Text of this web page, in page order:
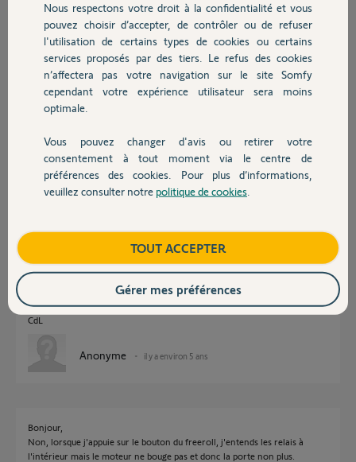
Chauffage
Autres produits
Devis avec un pro
Contact
Merci pour votre aide.
Claude D.
il y a environ 5 ans
Participer au fil de discussion
Réponses
Bonjour,
du Freeroll ?
Si oui, commencez par changer la pile de l'émetteur XSE au bas de la
porte, puis supprimez-le du Freeroll et affectez-le à nouveau.
Attention, pile 3.6v.
L'usage de la manivelle est proscrit si le Freeroll est sous tension 230v.
CdL
Anonyme il y a environ 5 ans
Bonjour,
Non, lorsque j'appuie sur le bouton du freeroll, j'entends les relais à
l'intérieur mais le moteur ne bouge pas et donc la porte non plus.
Nous respectons votre droit à la confidentialité et vous
pouvez choisir d’accepter, de contrôler ou de refuser
l'utilisation de certains types de cookies ou certains
services proposés par des tiers. Le refus des cookies
n’affectera pas votre navigation sur le site Somfy
cependant votre expérience utilisateur sera moins
optimale.
Vous pouvez changer d'avis ou retirer votre
consentement à tout moment via le centre de
préférences des cookies. Pour plus d’informations,
veuillez consulter notre politique de cookies
TOUT ACCEPTER
Gérer mes préférences